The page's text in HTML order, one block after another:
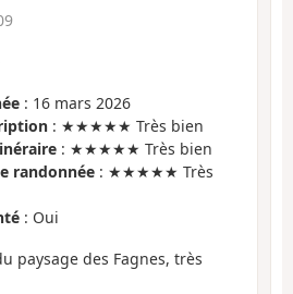
: 16 mars 2026
: ★★★★★ Très bien
: ★★★★★ Très bien
randonnée : ★★★★★ Très
: Oui
paysage des Fagnes, très